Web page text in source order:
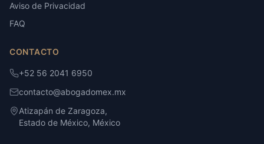
Aviso de Privacidad
FAQ
CONTACTO
+52 56 2041 6950
contacto@abogadomex.mx
Atizapán de Zaragoza,
Estado de México, México